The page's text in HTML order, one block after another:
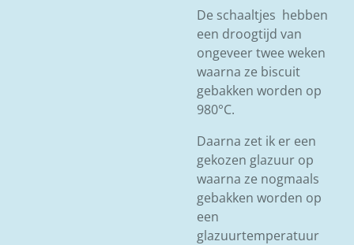
De schaaltjes hebben
een droogtijd van
ongeveer twee weken
waarna ze biscuit
gebakken worden op
980°C.
Daarna zet ik er een
gekozen glazuur op
waarna ze nogmaals
gebakken worden op
een
glazuurtemperatuur